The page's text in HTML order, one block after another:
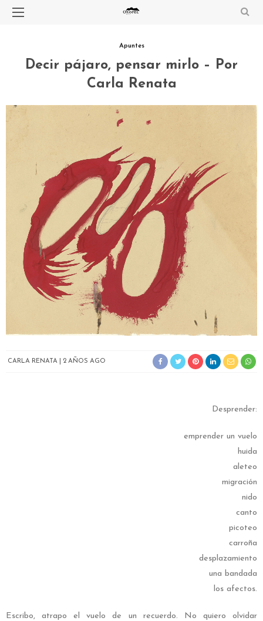
Apuntes
Decir pájaro, pensar mirlo – Por
Carla Renata
CARLA RENATA 2 AÑOS AGO
Desprender:
emprender un vuelo
huida
aleteo
migración
nido
canto
picoteo
carroña
desplazamiento
una bandada
los afectos.
Escribo, atrapo el vuelo de un recuerdo. No quiero olvidar